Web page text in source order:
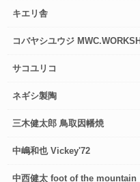
キエリ舎
コバヤシユウジ
サコユリコ
ネギシ製陶
三木健太郎 鳥取因幡焼
中嶋和也 Vickey'72
中西健太 foot of the mountain